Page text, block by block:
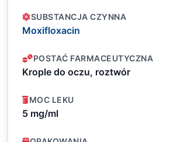
SUBSTANCJA CZYNNA
Moxifloxacin
POSTAĆ FARMACEUTYCZNA
Krople do oczu, roztwór
MOC LEKU
5 mg/ml